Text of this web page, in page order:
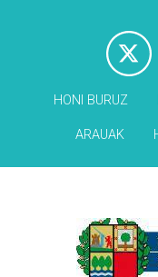
HONI BURUZ
ARAUAK